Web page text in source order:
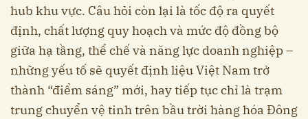
hub khu vực. Câu hỏi còn lại là tốc độ ra quyết
định, chất lượng quy hoạch và mức độ đồng bộ
giữa hạ tầng, thể chế và năng lực doanh nghiệp –
những yếu tố sẽ quyết định liệu Việt Nam trở
thành “điểm sáng” mới, hay tiếp tục chỉ là trạm
trung chuyển vệ tinh trên bầu trời hàng hóa Đông